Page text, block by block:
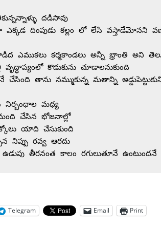
దడిసావు
ఎక్కడ దింపుడు కల్లం లో లేసి వస్తాడేమోనని
ఎముకలు కర్మకాండలు అన్నీ భ్రాంతి అని
కొడుకును చూడాలనుకుంది
చేసింది తాను నమ్ముకున్న మతాన్ని
మధ్య
చేసిన భోజనాల్లో
యాది చేసుకుంది
నిప్పు రవ్వ ఆరదు
తీరనంత కాలం రగులుతూనే ఉంటుందనే
Telegram Email Print